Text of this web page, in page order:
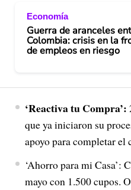
Economía
Guerra de aranceles
Colombia: crisis en la
de empleos en riesgo
‘Reactiva tu Compra’:
que ya iniciaron su
apoyo para completar el
‘Ahorro para mi Casa’:
mayo con 1.500 cupos.